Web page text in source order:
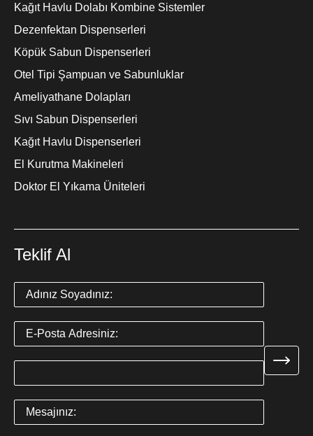
Kağıt Havlu Dolabı Kombine Sistemler
Dezenfektan Dispenserleri
Köpük Sabun Dispenserleri
Otel Tipi Şampuan ve Sabunluklar
Ameliyathane Dolapları
Sıvı Sabun Dispenserleri
Kağıt Havlu Dispenserleri
El Kurutma Makineleri
Doktor El Yıkama Üniteleri
Teklif Al